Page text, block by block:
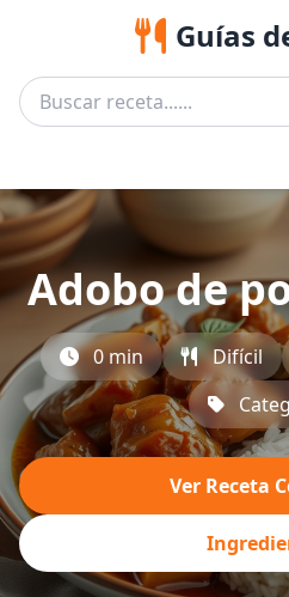
Guías
Adobo de
0 min Difícil
Ver Receta